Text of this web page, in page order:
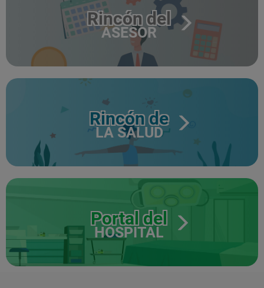
Rincón del
ASESOR
Rincón de
LA SALUD
Portal del
HOSPITAL